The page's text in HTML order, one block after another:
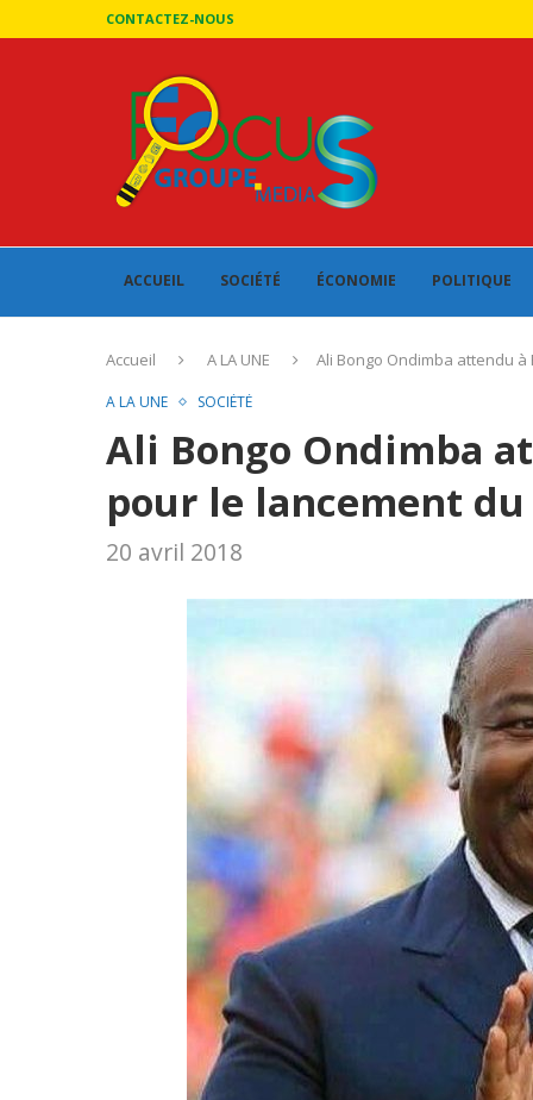
CONTACTEZ-NOUS
ACCUEIL SOCIÉTÉ ÉCONOMIE POLITIQUE
Accueil A LA UNE Ali Bongo Ondimba attendu à
A LA UNE SOCIÉTÉ
Ali Bongo Ondimba
pour le lancement du
20 avril 2018